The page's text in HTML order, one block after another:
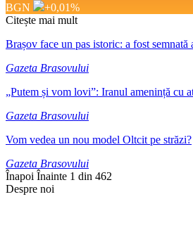
BGN
+0,01%
Citește mai mult
Brașov face un pas istoric: a fost
Gazeta Brasovului
„Putem și vom lovi”: Iranul amenință cu
Gazeta Brasovului
Vom vedea un nou model Oltcit pe străzi?
Gazeta Brasovului
Înapoi Înainte 1 din 462
Despre noi